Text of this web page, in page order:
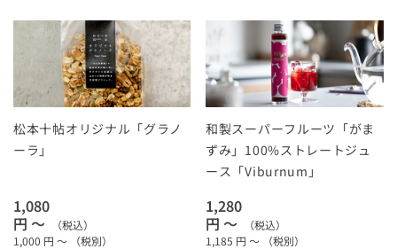
松本十帖オリジナル「グラノ
ーラ」
1,080
円 ～
（税込）
1,000 円 ～ （税別）
和製スーパーフルーツ「がま
ずみ」100%ストレートジュ
ース「Viburnum」
1,280
円 ～
（税込）
1,185 円 ～ （税別）